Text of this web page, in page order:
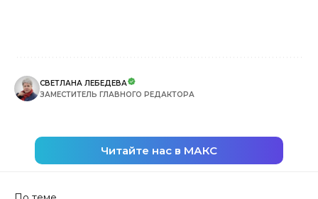
СВЕТЛАНА ЛЕБЕДЕВА
ЗАМЕСТИТЕЛЬ ГЛАВНОГО РЕДАКТОРА
Читайте нас в МАКС